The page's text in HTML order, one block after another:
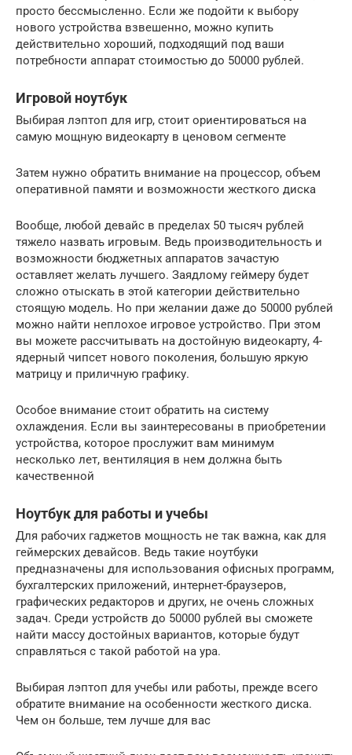
просто бессмысленно. Если же подойти к выбору
нового устройства взвешенно, можно купить
действительно хороший, подходящий под ваши
потребности аппарат стоимостью до 50000 рублей.
Игровой ноутбук
Выбирая лэптоп для игр, стоит ориентироваться на
самую мощную видеокарту в ценовом сегменте
Затем нужно обратить внимание на процессор, объем
оперативной памяти и возможности жесткого диска
Вообще, любой девайс в пределах 50 тысяч рублей
тяжело назвать игровым. Ведь производительность и
возможности бюджетных аппаратов зачастую
оставляет желать лучшего. Заядлому геймеру будет
сложно отыскать в этой категории действительно
стоящую модель. Но при желании даже до 50000 рублей
можно найти неплохое игровое устройство. При этом
вы можете рассчитывать на достойную видеокарту, 4-
ядерный чипсет нового поколения, большую яркую
матрицу и приличную графику.
Особое внимание стоит обратить на систему
охлаждения. Если вы заинтересованы в приобретении
устройства, которое прослужит вам минимум
несколько лет, вентиляция в нем должна быть
качественной
Ноутбук для работы и учебы
Для рабочих гаджетов мощность не так важна, как для
геймерских девайсов. Ведь такие ноутбуки
предназначены для использования офисных программ,
бухгалтерских приложений, интернет-браузеров,
графических редакторов и других, не очень сложных
задач. Среди устройств до 50000 рублей вы сможете
найти массу достойных вариантов, которые будут
справляться с такой работой на ура.
Выбирая лэптоп для учебы или работы, прежде всего
обратите внимание на особенности жесткого диска.
Чем он больше, тем лучше для вас